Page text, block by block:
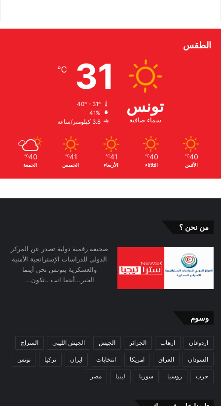
الطقس
تونس
سماء صافية
31
℃
41%
3.8 كيلومتر/ساعة
40
℃
الأثنين
40
℃
الثلاثاء
41
℃
الأربعاء
41
℃
الخميس
40
℃
الجمعة
من نحن ؟
صحيفة رقمية دولية تصدر عن المركز
الدولي للدراسات الإستراتجية الأمنية
والعسكرية بتونس نحن أينما
الخبر...أينما انت ..نكون...
وسوم
اردوغان ارهاب الجزائر الجيش الجيش الليبي السراج
السودان العراق امريكا انتخابات ايران تركيا تونس
حرب روسيا سوريا ليبيا مصر